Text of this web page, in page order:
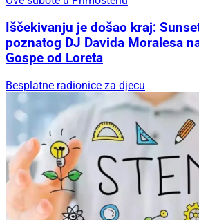
Iščekivanju je došao kraj:
poznatog DJ Davida Moralesa
Gospe od Loreta
Besplatne radionice za djecu